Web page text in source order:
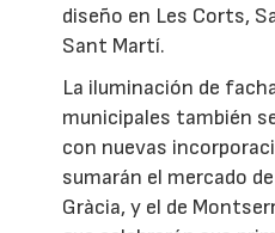
diseño en Les Corts,
Sant Martí.
La iluminación de
municipales también
con nuevas
sumarán el mercado
Gràcia, y el de